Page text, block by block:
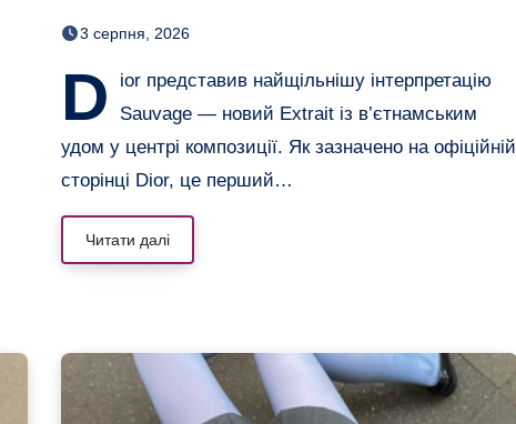
дозріває 42 дні
3 серпня, 2026
D
ior представив найщільнішу інтерпретацію
Sauvage — новий Extrait із в’єтнамським
удом у центрі композиції. Як зазначено на офіційній
сторінці Dior, це перший…
Читати далі